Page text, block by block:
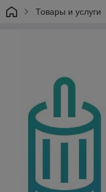
Товары и услуги